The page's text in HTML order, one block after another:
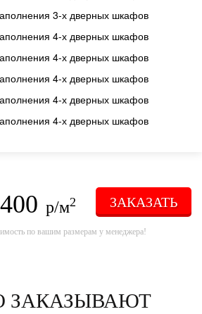
р/м2 ЗАКАЗАТЬ
по вашим размерам у менеджера!
ЗАКАЗЫВАЮТ